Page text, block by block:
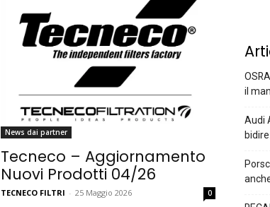
News dai partner
Tecneco – Aggiornamento
Nuovi Prodotti 04/26
TECNECO FILTRI - 25 Maggio 2026 0
il
Audi